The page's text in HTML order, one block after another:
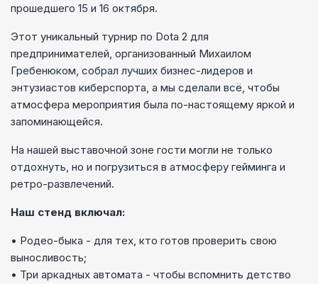
прошедшего 15 и 16 октября.
Этот уникальный турнир по Dota 2 для
предпринимателей, организованный Михаилом
Гребенюком, собрал лучших бизнес-лидеров и
энтузиастов киберспорта, а мы сделали всё, чтобы
атмосфера мероприятия была по-настоящему яркой и
запоминающейся.
На нашей выставочной зоне гости могли не только
отдохнуть, но и погрузиться в атмосферу гейминга и
ретро-развлечений.
Наш стенд включал:
• Родео-быка - для тех, кто готов проверить свою
выносливость;
• Три аркадных автомата - чтобы вспомнить детство